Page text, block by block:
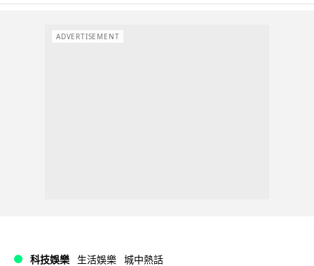
ADVERTISEMENT
科技娛樂 生活娛樂 城中熱話